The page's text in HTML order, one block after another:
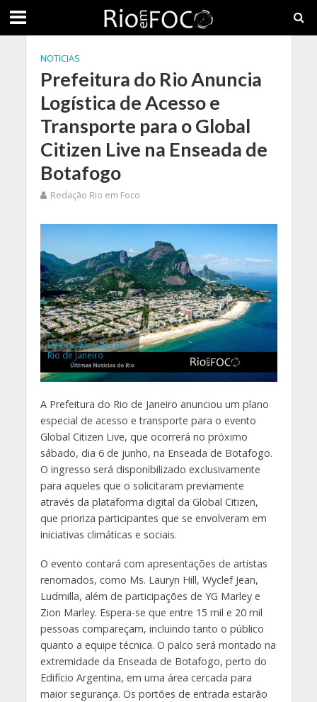
NOTICIAS
Prefeitura do Rio Anuncia
Logística de Acesso e
Transporte para o Global
Citizen Live na Enseada de
Botafogo
Redação Rio em Foco
Últimas Notícias do
Rio de Janeiro
A Prefeitura do Rio de Janeiro anunciou um plano
especial de acesso e transporte para o evento
Global Citizen Live, que ocorrerá no próximo
sábado, dia 6 de junho, na Enseada de Botafogo.
O ingresso será disponibilizado exclusivamente
para aqueles que o solicitaram previamente
através da plataforma digital da Global Citizen,
que prioriza participantes que se envolveram em
iniciativas climáticas e sociais.
O evento contará com apresentações de artistas
renomados, como Ms. Lauryn Hill, Wyclef Jean,
Ludmilla, além de participações de YG Marley e
Zion Marley. Espera-se que entre 15 mil e 20 mil
pessoas compareçam, incluindo tanto o público
quanto a equipe técnica. O palco será montado na
extremidade da Enseada de Botafogo, perto do
Edifício Argentina, em uma área cercada para
maior segurança. Os portões de entrada estarão